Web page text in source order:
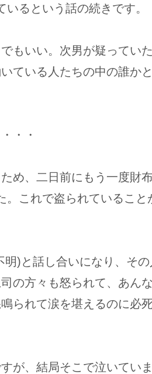
るという話の続きです。
もいい。次男が疑ってい
ている人たちの中の誰か
・・
め、二日前にもう一度財
これで盗られていること
)と話し合いになり、そ
の方々も怒られて、あん
られて涙を堪えるのに必
が、結局そこで泣いていま